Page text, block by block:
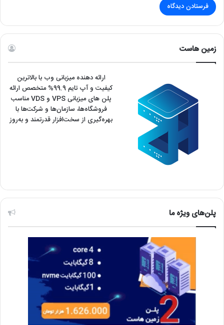
زمین هاست
ارائه دهنده میزبانی وب با بالاترین
کیفیت و آپ تایم 99.9% متخصص ارائه
پلن های میزبانی VPS و VDS مناسب
فروشگاه‌ها، سازمان‌ها و شرکت‌ها با
بهره‌گیری از سخت‌افزار قدرتمند و به‌روز
پلن‌های ویژه ما